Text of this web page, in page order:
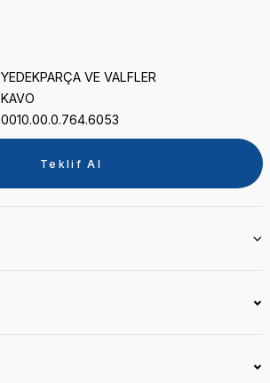
YEDEKPARÇA VE VALFLER
KAVO
0010.00.0.764.6053
Teklif Al